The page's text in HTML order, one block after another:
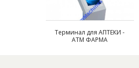
Терминал для АПТЕКИ -
АТМ ФАРМА